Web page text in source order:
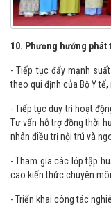
10. Phương hướng phát
- Tiếp tục đẩy mạnh
theo qui định của Bộ Y
- Tiếp tục duy trì hoạt
Tư vấn hỗ trợ đồng thời
nhân điều trị nội trú và
- Tham gia các lớp tập
cao kiến thức chuyên môn.